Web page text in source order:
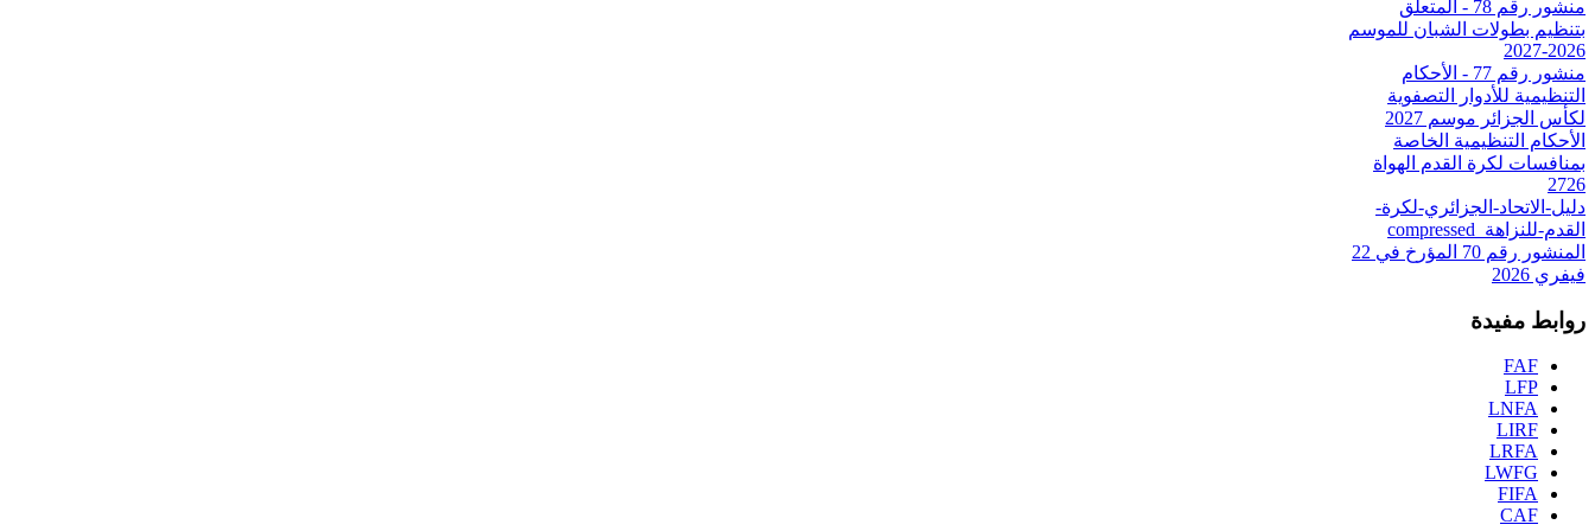
منشور رقم 78 - المتعلق
بتنظيم بطولات الشبان للموسم
2026-2027
منشور رقم 77 - الأحكام
التنظيمية للأدوار التصفوية
لكأس الجزائر موسم 2027
الأحكام التنظيمية الخاصة
بمنافسات لكرة القدم الهواة
2726
دليل-الاتحاد-الجزائري-لكرة-
القدم-للنزاهة_compressed
المنشور رقم 70 المؤرخ في 22
فيفري 2026
روابط مفيدة
FAF
LFP
LNFA
LIRF
LRFA
LWFG
FIFA
CAF